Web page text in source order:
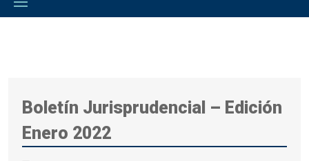
Boletín Jurisprudencial – Edición
Enero 2022